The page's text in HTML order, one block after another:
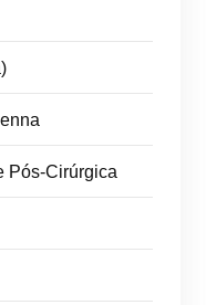
Pós-Cirúrgica